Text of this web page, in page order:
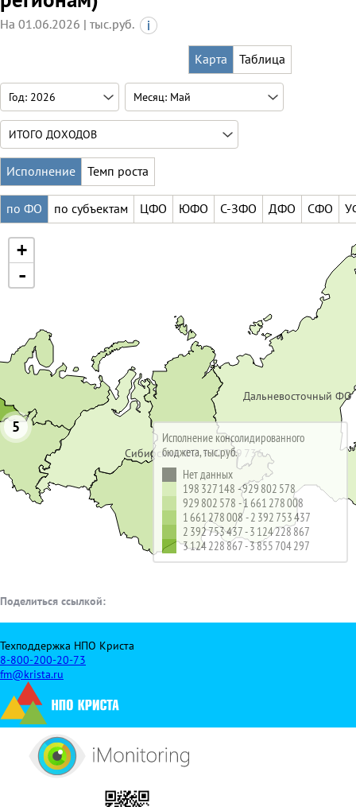
На 01.06.2026 | тыс.руб.
Карта Таблица
Исполнение Темп роста
по ФО по субъектам ЦФО ЮФО С-ЗФО ДФО СФО
5
Дальневосточный ФО
Сибирский ФО 930 769 736
+
-
Исполнение консолидированного
бюджета, тыс.руб.
Нет данных
198 327 148 - 929 802 578
929 802 578 - 1 661 278 008
1 661 278 008 - 2 392 753 437
2 392 753 437 - 3 124 228 867
3 124 228 867 - 3 855 704 297
Поделиться ссылкой:
Техподдержка НПО Криста
8-800-200-20-73
fm@krista.ru